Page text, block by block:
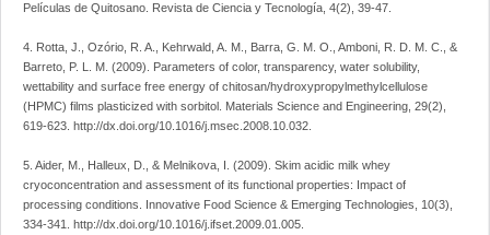
Películas de Quitosano. Revista de Ciencia y Tecnología, 4(2), 39-47.
4. Rotta, J., Ozório, R. A., Kehrwald, A. M., Barra, G. M. O., Amboni, R. D. M. C., &
Barreto, P. L. M. (2009). Parameters of color, transparency, water solubility,
wettability and surface free energy of chitosan/hydroxypropylmethylcellulose
(HPMC) films plasticized with sorbitol. Materials Science and Engineering, 29(2),
619-623. http://dx.doi.org/10.1016/j.msec.2008.10.032.
5. Aider, M., Halleux, D., & Melnikova, I. (2009). Skim acidic milk whey
cryoconcentration and assessment of its functional properties: Impact of
processing conditions. Innovative Food Science & Emerging Technologies, 10(3),
334-341. http://dx.doi.org/10.1016/j.ifset.2009.01.005.